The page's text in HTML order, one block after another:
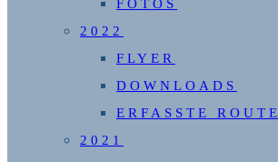
FOTOS
2022
FLYER
DOWNLOADS
ERFASSTE ROUTE
2021